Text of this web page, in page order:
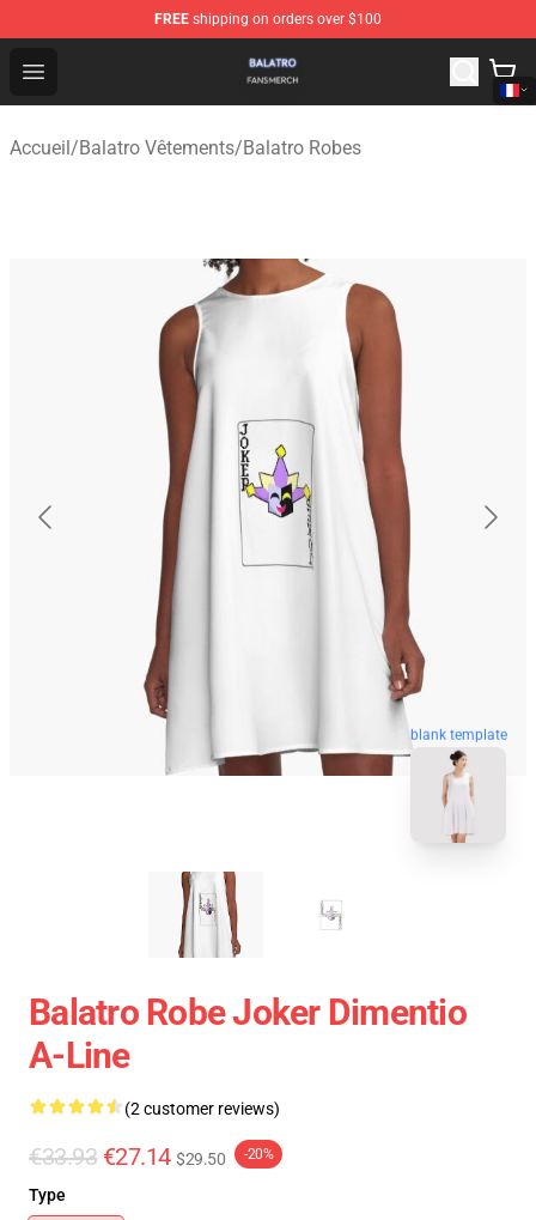
FREE shipping on orders over $100
Open menu
Balatro Shop - Official Balatro Merchandise Store
Accueil/Balatro Vêtements/Balatro Robes
blank template
Balatro Robe Joker Dimentio
A-Line
(2 customer reviews)
€33.93 €27.14 $29.50 -20%
Type